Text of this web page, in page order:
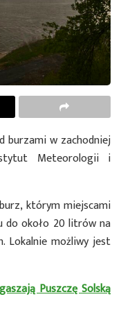
burzami w zachodniej
Meteorologii i
którym miejscami
do około 20 litrów na
Lokalnie możliwy jest
Puszczę Solską